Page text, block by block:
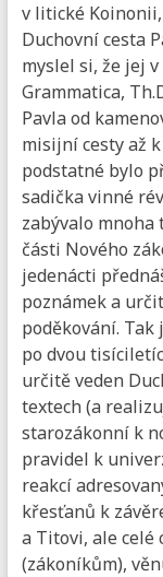
v litické
Duchovní cesta
myslel si, že jej v
Grammatica,
Pavla od
misijní cesty až
podstatné bylo
sadička vinné
zabývalo mnoha
části Nového
jedenácti
poznámek a
poděkování. Tak
po dvou
určitě veden
textech (a
starozákonní k
pravidel k
reakcí
křesťanů k
a Titovi, ale
(zákoníkům),